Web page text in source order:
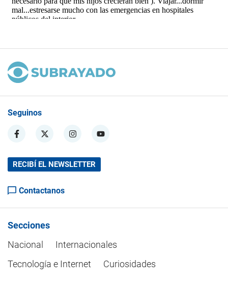
Seguinos
RECIBÍ EL NEWSLETTER
Contactanos
Secciones
Nacional
Internacionales
Tecnología e Internet
Curiosidades